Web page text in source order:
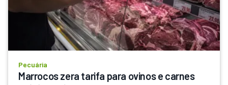
Pecuária
Marrocos zera tarifa para ovinos e carnes